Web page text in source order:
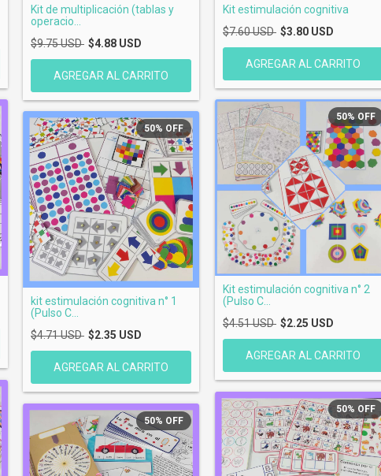
Kit de multiplicación (tablas y
operacio...
$9.75 USD $4.88 USD
Kit estimulación cognitiva
$7.60 USD $3.80 USD
50% OFF
kit estimulación cognitiva n° 1
(Pulso C...
$4.71 USD $2.35 USD
50%OFF
Kit estimulación cognitiva n° 2
(Pulso C...
$4.51 USD $2.25 USD
50% OFF
50% OFF